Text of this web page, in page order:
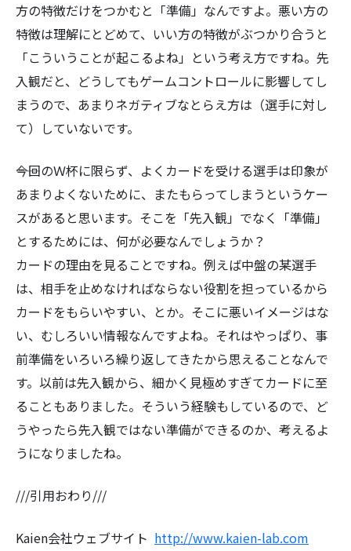
方の特徴だけをつかむと「準備」なんですよ。悪い方の
特徴は理解にとどめて、いい方の特徴がぶつかり合うと
「こういうことが起こるよね」という考え方ですね。先
入観だと、どうしてもゲームコントロールに影響してし
まうので、あまりネガティブなとらえ方は（選手に対し
て）していないです。
――今回のＷ杯に限らず、よくカードを受ける選手は印象が
あまりよくないために、またもらってしまうというケー
スがあると思います。そこを「先入観」でなく「準備」
とするためには、何が必要なんでしょうか？
カードの理由を見ることですね。例えば中盤の某選手
は、相手を止めなければならない役割を担っているから
カードをもらいやすい、とか。そこに悪いイメージはな
い、むしろいい情報なんですよね。それはやっぱり、事
前準備をいろいろ繰り返してきたから思えることなんで
す。以前は先入観から、細かく見極めすぎてカードに至
ることもありました。そういう経験もしているので、ど
うやったら先入観ではない準備ができるのか、考えるよ
うになりましたね。
///引用おわり///
Kaien会社ウェブサイト http://www.kaien-lab.com